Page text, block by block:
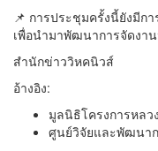
📌 การประชุมครั้งนี้ยังมีก
เพื่อนำมาพัฒนาการจัดงา
สำนักข่าววิหคนิวส์
อ้างอิง:
มูลนิธิโครงการหลวง
ศูนย์วิจัยและพัฒนาก